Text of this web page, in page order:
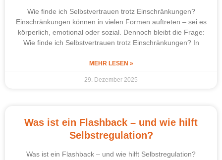
Wie finde ich Selbstvertrauen trotz Einschränkungen?
Einschränkungen können in vielen Formen auftreten – sei es
körperlich, emotional oder sozial. Dennoch bleibt die Frage:
Wie finde ich Selbstvertrauen trotz Einschränkungen? In
MEHR LESEN »
29. Dezember 2025
Was ist ein Flashback – und wie hilft
Selbstregulation?
Was ist ein Flashback – und wie hilft Selbstregulation?